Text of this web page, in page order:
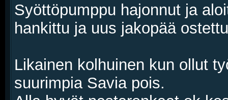
Syöttöpumppu hajonnut ja
hankittu ja uus jakopää
Likainen kolhuinen kun ollut
suurimpia Savia pois.